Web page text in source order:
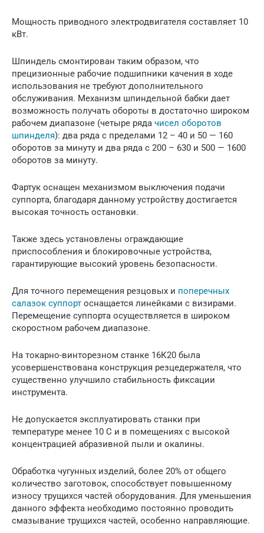
Мощность приводного электродвигателя составляет 10
кВт.
Шпиндель смонтирован таким образом, что
прецизионные рабочие подшипники качения в ходе
использования не требуют дополнительного
обслуживания. Механизм шпиндельной бабки дает
возможность получать обороты в достаточно широком
рабочем диапазоне (четыре ряда чисел оборотов
шпинделя): два ряда с пределами 12 – 40 и 50 — 160
оборотов за минуту и два ряда с 200 – 630 и 500 — 1600
оборотов за минуту.
Фартук оснащен механизмом выключения подачи
суппорта, благодаря данному устройству достигается
высокая точность остановки.
Также здесь установлены ограждающие
приспособления и блокировочные устройства,
гарантирующие высокий уровень безопасности.
Для точного перемещения резцовых и поперечных
салазок суппорт оснащается линейками с визирами.
Перемещение суппорта осуществляется в широком
скоростном рабочем диапазоне.
На токарно-винторезном станке 16К20 была
усовершенствована конструкция резцедержателя, что
существенно улучшило стабильность фиксации
инструмента.
Не допускается эксплуатировать станки при
температуре менее 10 С и в помещениях с высокой
концентрацией абразивной пыли и окалины.
Обработка чугунных изделий, более 20% от общего
количество заготовок, способствует повышенному
износу трущихся частей оборудования. Для уменьшения
данного эффекта необходимо постоянно проводить
смазывание трущихся частей, особенно направляющие.